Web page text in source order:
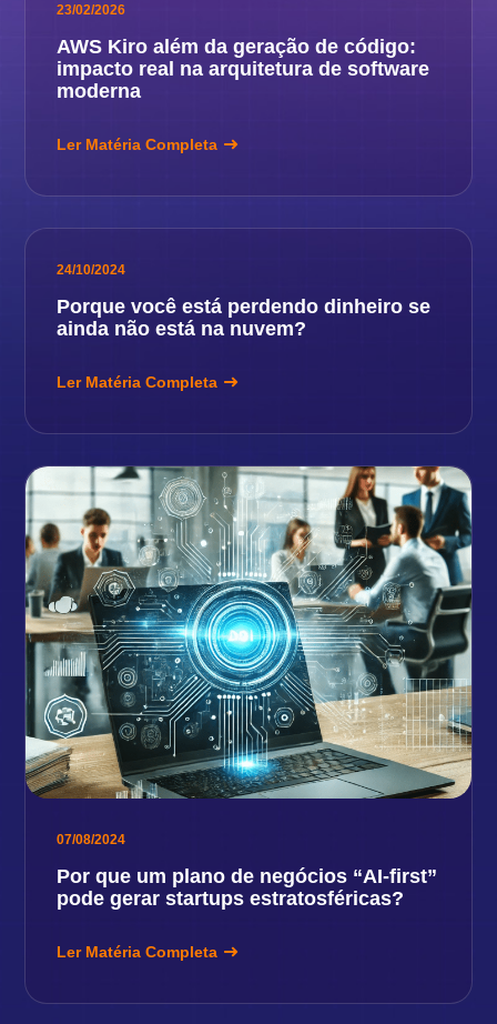
23/02/2026
AWS Kiro além da geração de código:
impacto real na arquitetura de software
moderna
Ler Matéria Completa
24/10/2024
Porque você está perdendo dinheiro se
ainda não está na nuvem?
Ler Matéria Completa
07/08/2024
Por que um plano de negócios “AI-first”
pode gerar startups estratosféricas?
Ler Matéria Completa